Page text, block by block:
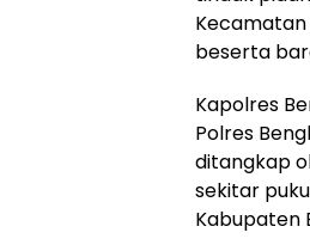
Kecamatan
beserta
Kapolres
Polres
ditangkap
sekitar
Kabupaten